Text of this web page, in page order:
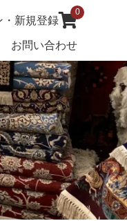
・新規登録
0
お問い合わせ